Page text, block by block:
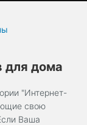
для дома
"Интернет-
свою
Ваша